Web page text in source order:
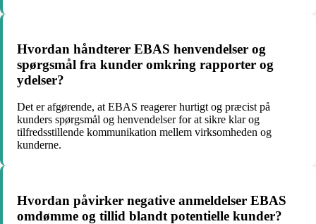
Hvordan håndterer EBAS henvendelser og
spørgsmål fra kunder omkring rapporter og
ydelser?
Det er afgørende, at EBAS reagerer hurtigt og præcist på
kunders spørgsmål og henvendelser for at sikre klar og
tilfredsstillende kommunikation mellem virksomheden og
kunderne.
Hvordan påvirker negative anmeldelser EBAS
omdømme og tillid blandt potentielle kunder?